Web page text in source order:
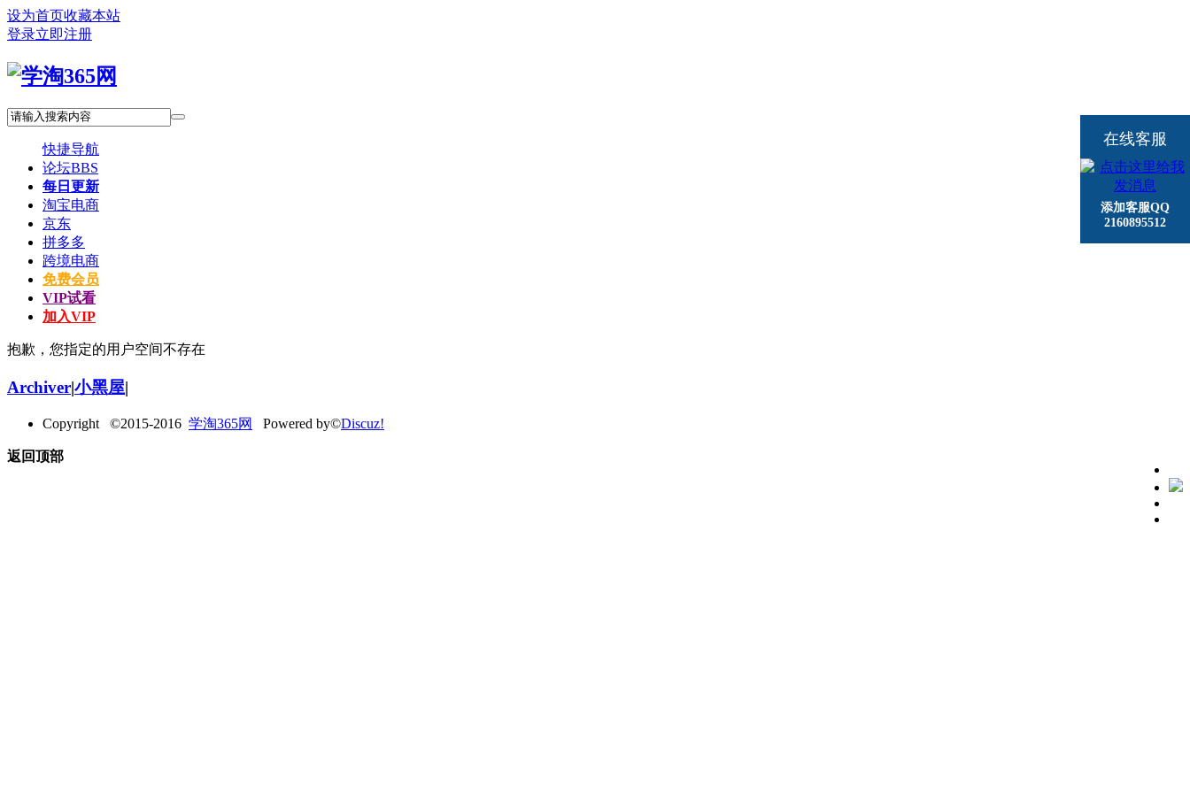
设为首页收藏本站
登录立即注册
快捷导航
论坛BBS
每日更新
淘宝电商
京东
拼多多
跨境电商
免费会员
VIP试看
加入VIP
抱歉，您指定的用户空间不存在
在线客服
添加客服QQ
2160895512
Archiver|小黑屋|
Copyright ©2015-2016 学淘365网 Powered by©Discuz!
返回顶部